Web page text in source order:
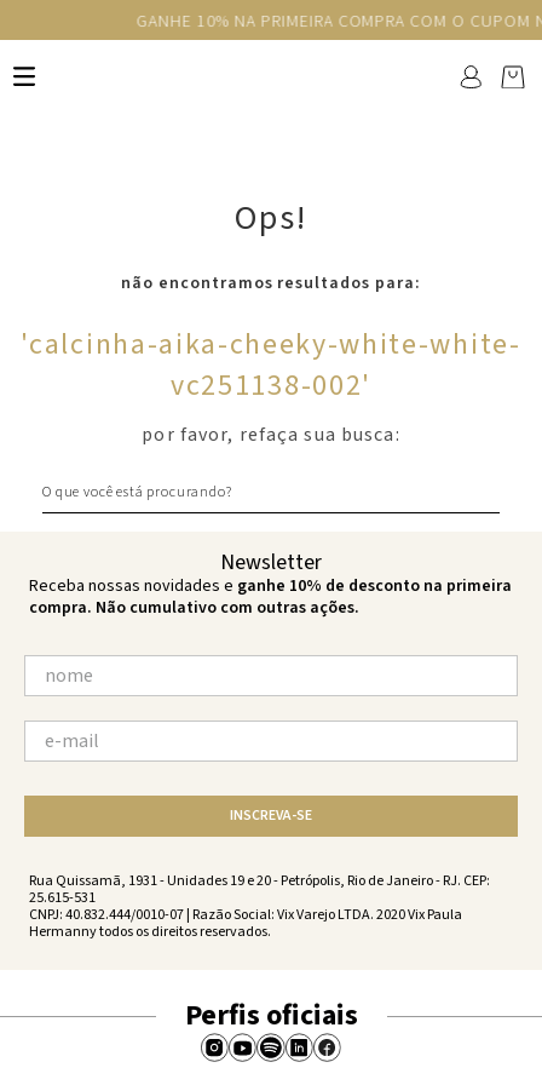
GANHE 10% NA PRIMEIRA COMPRA COM O CUPOM NEWS10
Ops!
não encontramos resultados para:
'calcinha-aika-cheeky-white-white-
vc251138-002'
por favor, refaça sua busca:
Newsletter
Receba nossas novidades e ganhe 10% de desconto na primeira
compra. Não cumulativo com outras ações.
INSCREVA-SE
Rua Quissamã, 1931 - Unidades 19 e 20 - Petrópolis, Rio de Janeiro - RJ. CEP:
25.615-531
CNPJ: 40.832.444/0010-07 | Razão Social: Vix Varejo LTDA. 2020 Vix Paula
Hermanny todos os direitos reservados.
Perfis oficiais